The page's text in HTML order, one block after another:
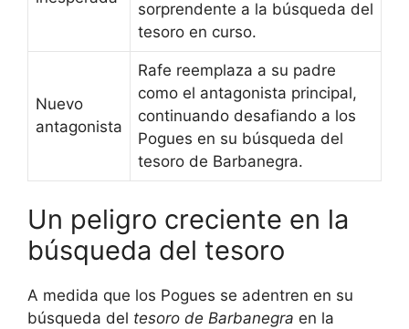
sorprendente a la búsqueda del
tesoro en curso.
Nuevo
antagonista
Rafe reemplaza a su padre
como el antagonista principal,
continuando desafiando a los
Pogues en su búsqueda del
tesoro de Barbanegra.
Un peligro creciente en la
búsqueda del tesoro
A medida que los Pogues se adentren en su
búsqueda del tesoro de Barbanegra en la